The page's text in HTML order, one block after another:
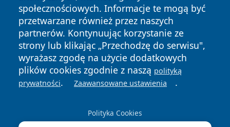
społecznościowych. Informacje te mogą być
przetwarzane również przez naszych
partnerów. Kontynuując korzystanie ze
strony lub klikając „Przechodzę do serwisu",
wyrażasz zgodę na użycie dodatkowych
plików cookies zgodnie z naszą polityką
prywatności. Zaawansowane ustawienia .
Polityka Cookies
News Autorzy
Polityka
Prywatności
Polityka
Cookies